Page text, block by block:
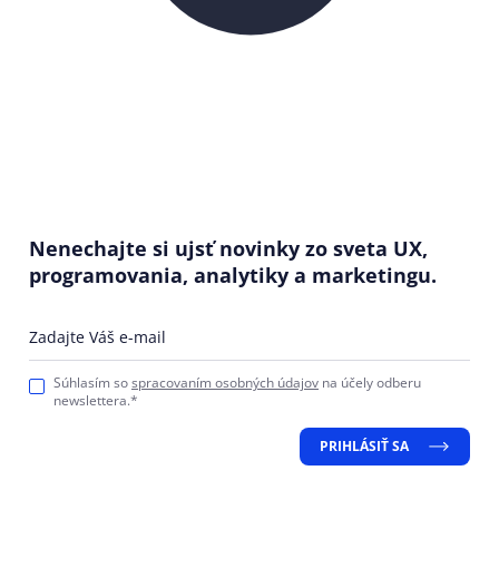
Nenechajte si ujsť novinky zo sveta UX,
programovania, analytiky a marketingu.
Zadajte Váš e-mail
Súhlasím sospracovaním osobných údajov na účely odberu
newslettera.*
PRIHLÁSIŤ SA